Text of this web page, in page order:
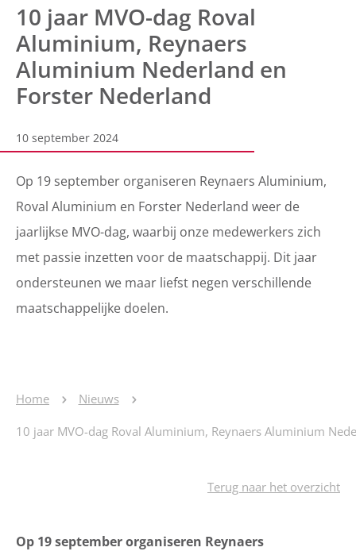
10 jaar MVO-dag Roval
Aluminium, Reynaers
Aluminium Nederland en
Forster Nederland
10 september 2024
Op 19 september organiseren Reynaers Aluminium,
Roval Aluminium en Forster Nederland weer de
jaarlijkse MVO-dag, waarbij onze medewerkers zich
met passie inzetten voor de maatschappij. Dit jaar
ondersteunen we maar liefst negen verschillende
maatschappelijke doelen.
Home Nieuws
10 jaar MVO-dag Roval Aluminium, Reynaers Aluminium
Terug naar het overzicht
Op 19 september organiseren Reynaers